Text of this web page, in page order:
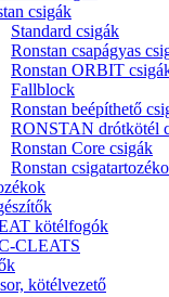
csigák
Standard csigák
Ronstan csapágyas
Ronstan ORBIT
Fallblock
Ronstan beépíthető
RONSTAN drótkötél
Ronstan Core csigák
Ronstan
kötélfogók
CLEATS
kötélvezető